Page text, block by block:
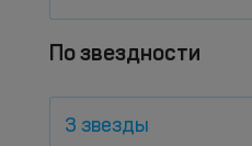
По звездности
3 звезды